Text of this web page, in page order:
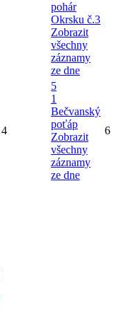
pohár
Okrsku č.3
Zobrazit
všechny
záznamy
ze dne
4
5
1
Bečvanský
poťáp
Zobrazit
všechny
záznamy
ze dne
6